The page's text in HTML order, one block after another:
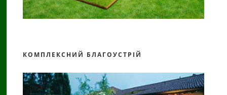
КОМПЛЕКСНИЙ БЛАГОУСТРІЙ